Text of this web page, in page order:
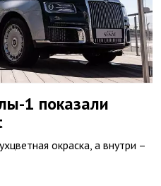
1 показали
окраска, а внутри –